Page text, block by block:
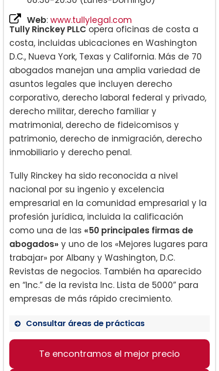
Web: www.tullylegal.com
Tully Rinckey PLLCopera oficinas de costa a
costa, incluidas ubicaciones en Washington
D.C., Nueva York, Texas y California. Más de 70
abogados manejan una amplia variedad de
asuntos legales que incluyen derecho
corporativo, derecho laboral federal y privado,
derecho militar, derecho familiar y
matrimonial, derecho de fideicomisos y
patrimonio, derecho de inmigración, derecho
inmobiliario y derecho penal.
Tully Rinckey ha sido reconocida a nivel
nacional por su ingenio y excelencia
empresarial en la comunidad empresarial y la
profesión jurídica, incluida la calificación
como una de las «50 principales firmas de
abogados» y uno de los «Mejores lugares para
trabajar» por Albany y Washington, D.C.
Revistas de negocios. También ha aparecido
en “Inc.” de la revista Inc. Lista de 5000” para
empresas de más rápido crecimiento.
Consultar áreas de prácticas
Otros servicios
Te encontramos el mejor precio